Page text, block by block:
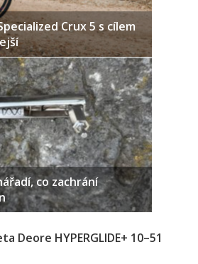
Crux 5 s cílem
co zachrání
Deore HYPERGLIDE+ 10–51